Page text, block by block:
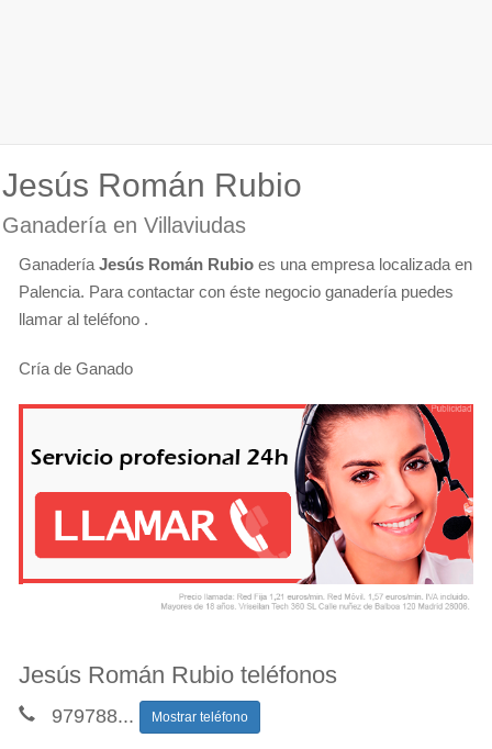
Jesús Román Rubio
Ganadería en Villaviudas
Ganadería Jesús Román Rubio es una empresa localizada en
Palencia. Para contactar con éste negocio ganadería puedes
llamar al teléfono .
Cría de Ganado
Jesús Román Rubio teléfonos
979788... Mostrar teléfono